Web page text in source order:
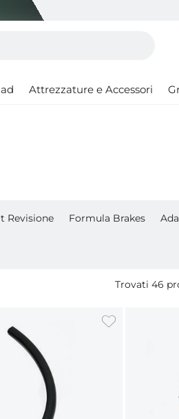
Attrezzature e Accessori
Revisione Formula Brakes
Trovati 46